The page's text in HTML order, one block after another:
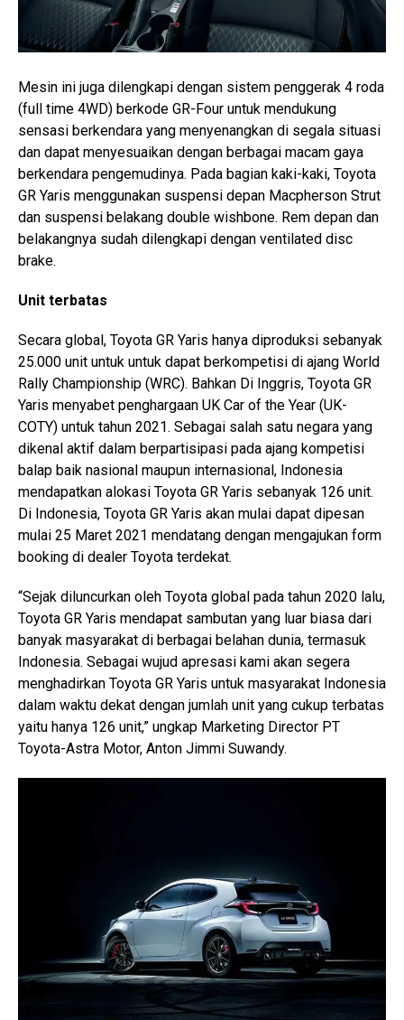
Mesin ini juga dilengkapi dengan sistem penggerak 4 roda
(full time 4WD) berkode GR-Four untuk mendukung
sensasi berkendara yang menyenangkan di segala situasi
dan dapat menyesuaikan dengan berbagai macam gaya
berkendara pengemudinya. Pada bagian kaki-kaki, Toyota
GR Yaris menggunakan suspensi depan Macpherson Strut
dan suspensi belakang double wishbone. Rem depan dan
belakangnya sudah dilengkapi dengan ventilated disc
brake.
Unit terbatas
Secara global, Toyota GR Yaris hanya diproduksi sebanyak
25.000 unit untuk untuk dapat berkompetisi di ajang World
Rally Championship (WRC). Bahkan Di Inggris, Toyota GR
Yaris menyabet penghargaan UK Car of the Year (UK-
COTY) untuk tahun 2021. Sebagai salah satu negara yang
dikenal aktif dalam berpartisipasi pada ajang kompetisi
balap baik nasional maupun internasional, Indonesia
mendapatkan alokasi Toyota GR Yaris sebanyak 126 unit.
Di Indonesia, Toyota GR Yaris akan mulai dapat dipesan
mulai 25 Maret 2021 mendatang dengan mengajukan form
booking di dealer Toyota terdekat.
“Sejak diluncurkan oleh Toyota global pada tahun 2020 lalu,
Toyota GR Yaris mendapat sambutan yang luar biasa dari
banyak masyarakat di berbagai belahan dunia, termasuk
Indonesia. Sebagai wujud apresasi kami akan segera
menghadirkan Toyota GR Yaris untuk masyarakat Indonesia
dalam waktu dekat dengan jumlah unit yang cukup terbatas
yaitu hanya 126 unit,” ungkap Marketing Director PT
Toyota-Astra Motor, Anton Jimmi Suwandy.